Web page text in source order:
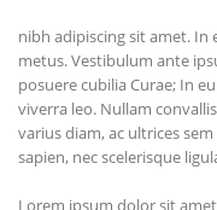
nibh adipiscing sit amet. In
metus. Vestibulum ante
posuere cubilia Curae; In
viverra leo. Nullam
varius diam, ac ultrices
sapien, nec scelerisque
Lorem ipsum dolor sit